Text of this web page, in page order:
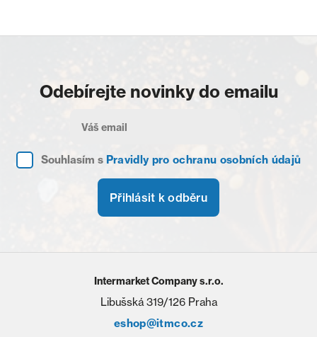
Odebírejte novinky do emailu
Souhlasím s Pravidly pro ochranu osobních údajů
Přihlásit k odběru
Intermarket Company s.r.o.
Libušská 319/126 Praha
eshop@itmco.cz